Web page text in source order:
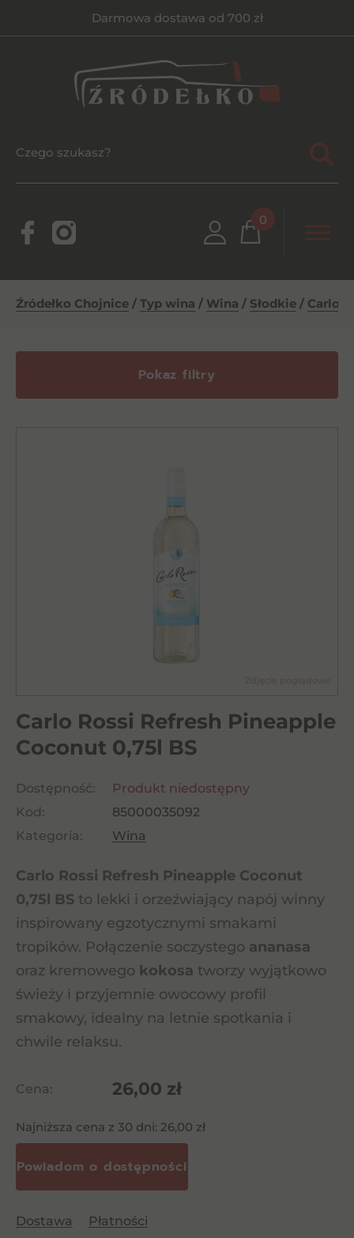
Darmowa dostawa od 700 zł
0
Źródełko Chojnice / Typ wina / Wina / Słodkie / Carlo
Pokaz filtry
Carlo Rossi Refresh Pineapple
Coconut 0,75l BS
Dostępność:
Produkt niedostępny
Kod:
85000035092
Kategoria:
Wina
Carlo Rossi Refresh Pineapple Coconut
0,75l BS to lekki i orzeźwiający napój winny
inspirowany egzotycznymi smakami
tropików. Połączenie soczystego ananasa
oraz kremowego kokosa tworzy wyjątkowo
świeży i przyjemnie owocowy profil
smakowy, idealny na letnie spotkania i
chwile relaksu.
Cena: 26,00 zł
Najniższa cena z 30 dni: 26,00 zł
Dostawa Płatności